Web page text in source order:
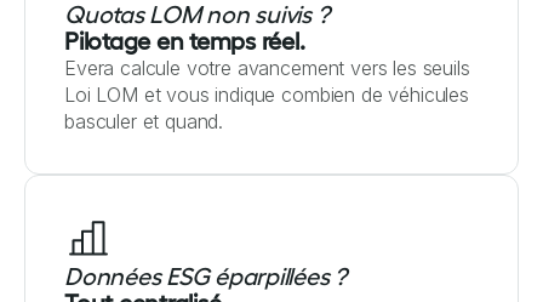
Quotas LOM non suivis ?
Pilotage en temps réel.
Evera calcule votre avancement vers les seuils
Loi LOM et vous indique combien de véhicules
basculer et quand.
Données ESG éparpillées ?